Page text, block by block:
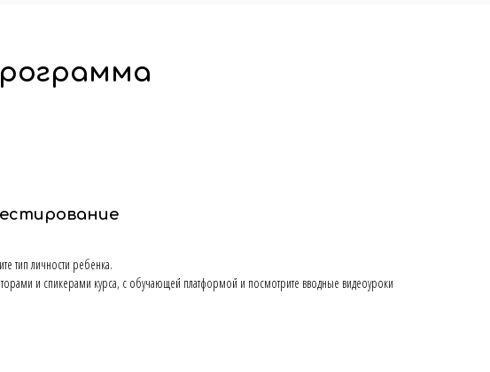
тип личности ребенка.
и спикерами курса, с обучающей платформой и посмотрите вводные видеоуроки